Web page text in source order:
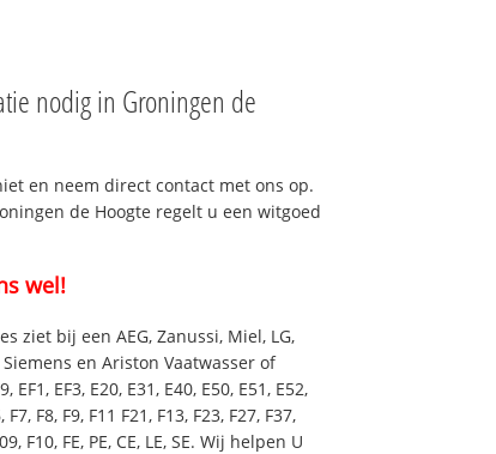
nodig in Groningen de
en neem direct contact met ons op.
de Hoogte regelt u een witgoed
wel!
ziet bij een AEG, Zanussi, Miel, LG,
en Ariston Vaatwasser of
EF1, EF3, E20, E31, E40, E50, E51, E52,
F7, F8, F9, F11 F21, F13, F23, F27, F37,
F10, FE, PE, CE, LE, SE. Wij helpen U